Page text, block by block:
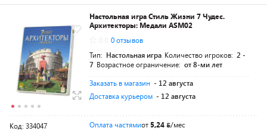
Настольная игра Стиль Жизни 7 Чудес.
Архитекторы: Медали ASM02
0 отзывов
Тип: Настольная игра Количество игроков: 2 -
7 Возрастное ограничение: от 8-ми лет
Заказать в магазин - 12 августа
Доставка курьером - 12 августа
Код: 334047 Оплата частямиот 5,24
/мес